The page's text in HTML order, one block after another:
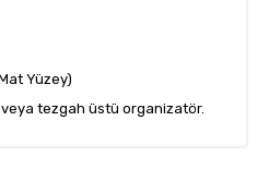
Yüzey)
tezgah üstü organizatör.